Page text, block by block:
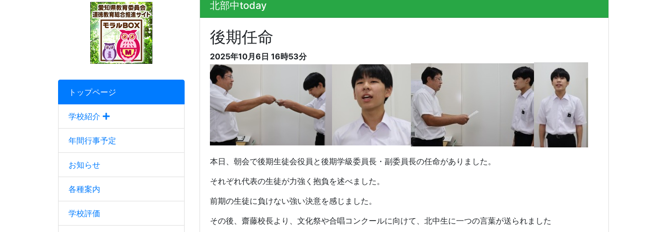
トップページ
学校紹介
年間行事予定
お知らせ
各種案内
学校評価
北部中today
後期任命
2025年10月6日 16時53分
本日、朝会で後期生徒会役員と後期学級委員長・副委員長の任命がありました。
それぞれ代表の生徒が力強く抱負を述べました。
前期の生徒に負けない強い決意を感じました。
その後、齋藤校長より、文化祭や合唱コンクールに向けて、北中生に一つの言葉が送られました